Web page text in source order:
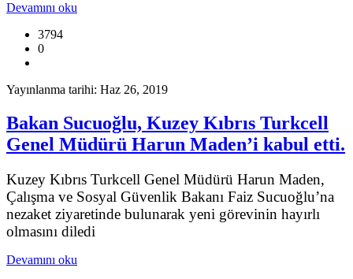
Devamını oku
3794
0
Yayınlanma tarihi: Haz 26, 2019
Bakan Sucuoğlu, Kuzey Kıbrıs Turkcell
Genel Müdürü Harun Maden’i kabul etti.
Kuzey Kıbrıs Turkcell Genel Müdürü Harun Maden,
Çalışma ve Sosyal Güvenlik Bakanı Faiz Sucuoğlu’na
nezaket ziyaretinde bulunarak yeni görevinin hayırlı
olmasını diledi
Devamını oku